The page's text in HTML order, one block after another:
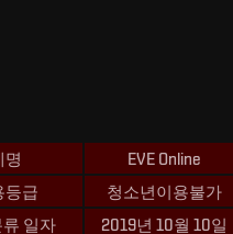
명
EVE Online
등급
청소년이용불가
일자
2019년 10월 10일